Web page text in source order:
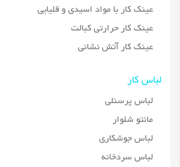
عینک کار با مواد اسیدی و قلیایی
عینک کار حرارتی کبالت
عینک کار آتش نشانی
لباس کار
لباس پرسنلی
مانتو شلوار
لباس جوشکاری
لباس سردخانه